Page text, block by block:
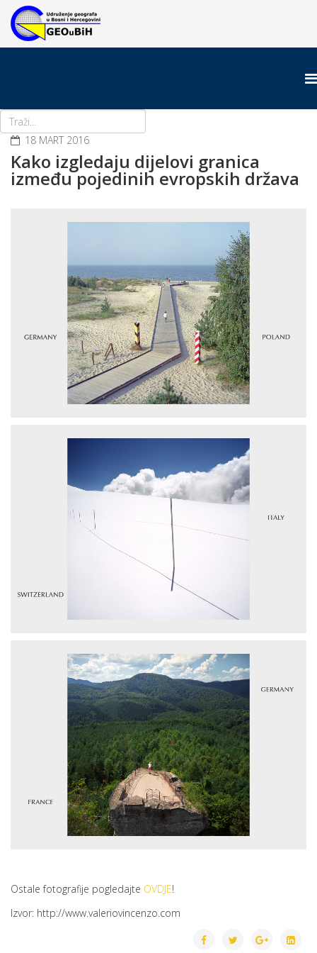
18 MART 2016
Kako izgledaju dijelovi granica
između pojedinih evropskih država
Ostale fotografije pogledajte OVDJE!
Izvor: http://www.valeriovincenzo.com